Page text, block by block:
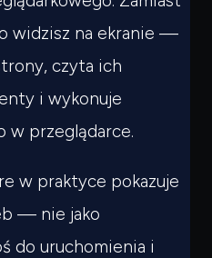
widzisz na ekranie —
czyta ich
i wykonuje
w przeglądarce.
w praktyce pokazuje
— nie jako
do uruchomienia i